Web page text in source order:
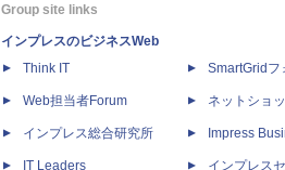
Group site links
インプレスのビジネスWeb
Think IT
Web担当者Forum
インプレス総合研究所
IT Leaders
SmartGridフ
ネットショ
Impress
インプレス